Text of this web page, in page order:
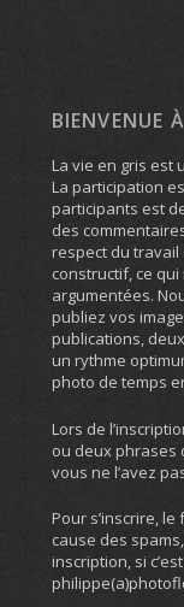
BIENVENUE
La vie en gris est
La participation
participants est
des
respect du travail
constructif, ce qui
argumentées.
publiez vos
publications,
un rythme
photo de temps
Lors de
ou deux phrases
vous ne l’avez
Pour s’inscrire,
cause des
inscription, si